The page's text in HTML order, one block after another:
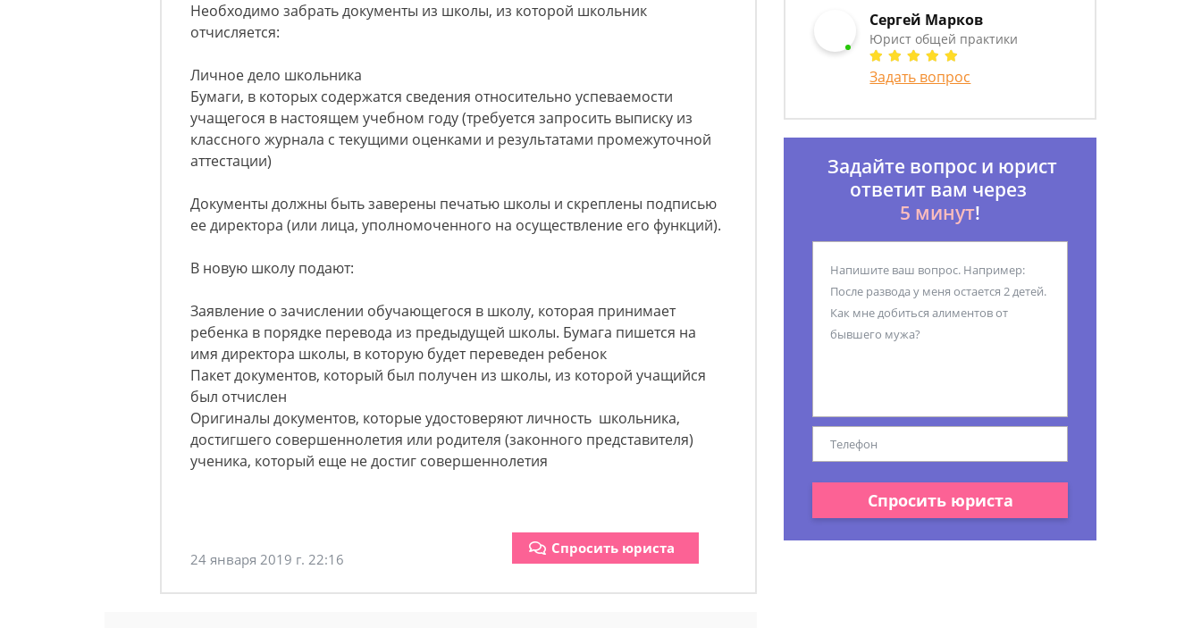
Необходимо забрать документы из школы, из которой школьник
отчисляется:
Личное дело школьника
Бумаги, в которых содержатся сведения относительно успеваемости
учащегося в настоящем учебном году (требуется запросить выписку из
классного журнала с текущими оценками и результатами промежуточной
аттестации)
Документы должны быть заверены печатью школы и скреплены подписью
ее директора (или лица, уполномоченного на осуществление его функций).
В новую школу подают:
Заявление о зачислении обучающегося в школу, которая принимает
ребенка в порядке перевода из предыдущей школы. Бумага пишется на
имя директора школы, в которую будет переведен ребенок
Пакет документов, который был получен из школы, из которой учащийся
был отчислен
Оригиналы документов, которые удостоверяют личность школьника,
достигшего совершеннолетия или родителя (законного представителя)
ученика, который еще не достиг совершеннолетия
24 января 2019 г. 22:16
Спросить юриста
Сергей Марков
Юрист общей практики
Задать вопрос
Задайте вопрос и юрист
ответит вам через
5 минут!
Спросить юриста